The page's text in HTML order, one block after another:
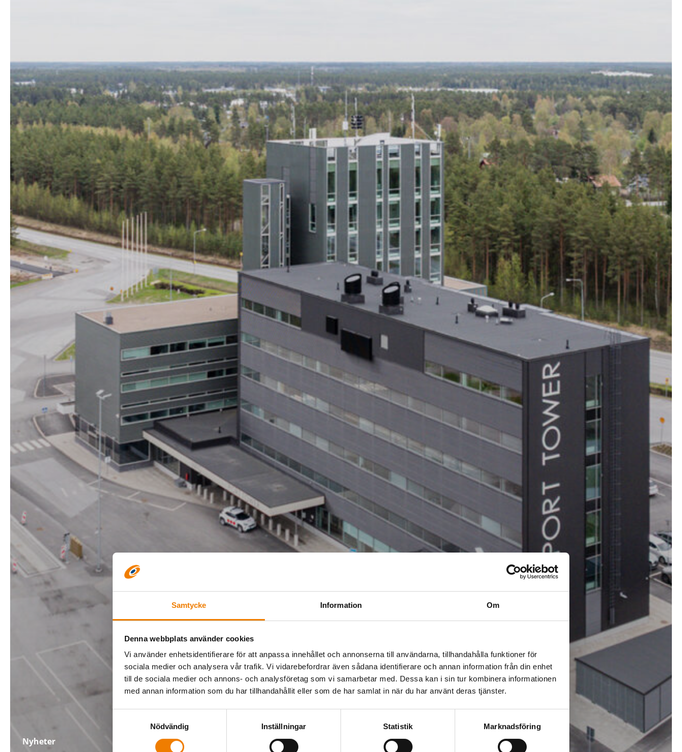
Samtycke Information Om
Denna webbplats använder cookies
Vi använder enhetsidentifierare för att anpassa innehållet och annonserna till användarna, tillhandahålla funktioner för
sociala medier och analysera vår trafik. Vi vidarebefordrar även sådana identifierare och annan information från din enhet
till de sociala medier och annons- och analysföretag som vi samarbetar med. Dessa kan i sin tur kombinera informationen
med annan information som du har tillhandahållit eller som de har samlat in när du har använt deras tjänster.
Nödvändig
Inställningar Statistik Marknadsföring
Nyheter